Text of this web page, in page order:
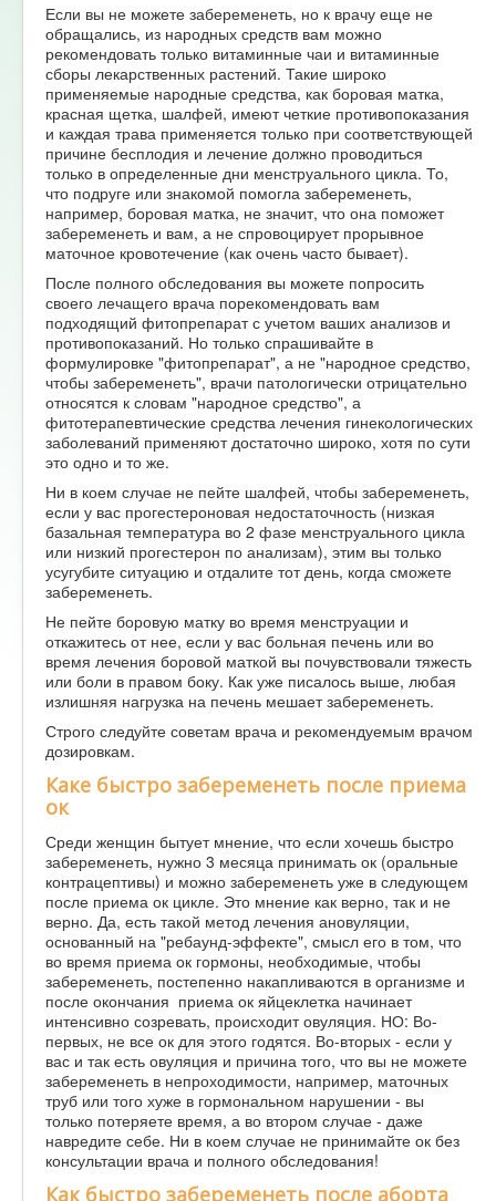
Если вы не можете забеременеть, но к врачу еще не
обращались, из народных средств вам можно
рекомендовать только витаминные чаи и витаминные
сборы лекарственных растений. Такие широко
применяемые народные средства, как боровая матка,
красная щетка, шалфей, имеют четкие противопоказания
и каждая трава применяется только при соответствующей
причине бесплодия и лечение должно проводиться
только в определенные дни менструального цикла. То,
что подруге или знакомой помогла забеременеть,
например, боровая матка, не значит, что она поможет
забеременеть и вам, а не спровоцирует прорывное
маточное кровотечение (как очень часто бывает).
После полного обследования вы можете попросить
своего лечащего врача порекомендовать вам
подходящий фитопрепарат с учетом ваших анализов и
противопоказаний. Но только спрашивайте в
формулировке "фитопрепарат", а не "народное средство,
чтобы забеременеть", врачи патологически отрицательно
относятся к словам "народное средство", а
фитотерапевтические средства лечения гинекологических
заболеваний применяют достаточно широко, хотя по сути
это одно и то же.
Ни в коем случае не пейте шалфей, чтобы забеременеть,
если у вас прогестероновая недостаточность (низкая
базальная температура во 2 фазе менструального цикла
или низкий прогестерон по анализам), этим вы только
усугубите ситуацию и отдалите тот день, когда сможете
забеременеть.
Не пейте боровую матку во время менструации и
откажитесь от нее, если у вас больная печень или во
время лечения боровой маткой вы почувствовали тяжесть
или боли в правом боку. Как уже писалось выше, любая
излишняя нагрузка на печень мешает забеременеть.
Строго следуйте советам врача и рекомендуемым врачом
дозировкам.
Каке быстро забеременеть после приема
ок
Среди женщин бытует мнение, что если хочешь быстро
забеременеть, нужно 3 месяца принимать ок (оральные
контрацептивы) и можно забеременеть уже в следующем
после приема ок цикле. Это мнение как верно, так и не
верно. Да, есть такой метод лечения ановуляции,
основанный на "ребаунд-эффекте", смысл его в том, что
во время приема ок гормоны, необходимые, чтобы
забеременеть, постепенно накапливаются в организме и
после окончания приема ок яйцеклетка начинает
интенсивно созревать, происходит овуляция. НО: Во-
первых, не все ок для этого годятся. Во-вторых - если у
вас и так есть овуляция и причина того, что вы не можете
забеременеть в непроходимости, например, маточных
труб или того хуже в гормональном нарушении - вы
только потеряете время, а во втором случае - даже
навредите себе. Ни в коем случае не принимайте ок без
консультации врача и полного обследования!
Как быстро забеременеть после аборта